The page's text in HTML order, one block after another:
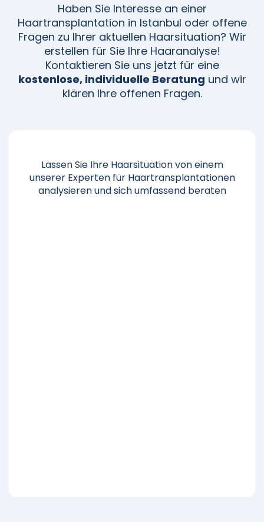
Haben Sie Interesse an einer
Haartransplantation in Istanbul oder offene
Fragen zu Ihrer aktuellen Haarsituation? Wir
erstellen für Sie Ihre Haaranalyse!
Kontaktieren Sie uns jetzt für eine
kostenlose, individuelle Beratung und wir
klären Ihre offenen Fragen.
Lassen Sie Ihre Haarsituation von einem
unserer Experten für Haartransplantationen
analysieren und sich umfassend beraten